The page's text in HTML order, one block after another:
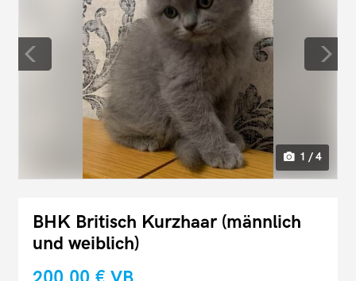
1 / 4
BHK Britisch Kurzhaar (männlich
und weiblich)